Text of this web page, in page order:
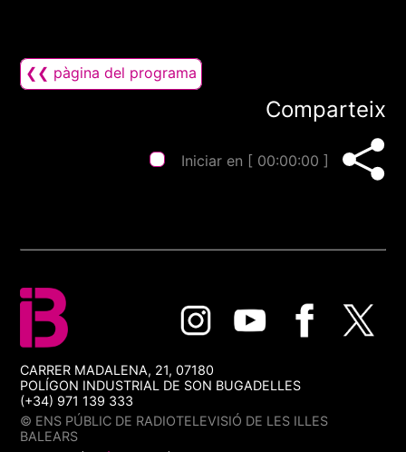
❮❮ pàgina del programa
Comparteix
Iniciar en [ 00:00:00 ]
CARRER MADALENA, 21, 07180
POLÍGON INDUSTRIAL DE SON BUGADELLES
(+34) 971 139 333
© ENS PÚBLIC DE RADIOTELEVISIÓ DE LES ILLES
BALEARS